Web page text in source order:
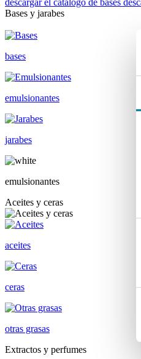
Bases y jarabes
bases
emulsionantes
jarabes
emulsionantes
Aceites y ceras
aceites
ceras
otras grasas
Extractos y perfumes